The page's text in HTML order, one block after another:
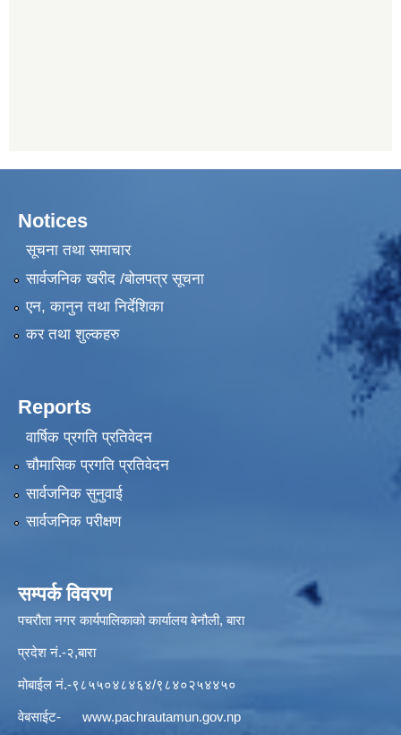
Notices
सूचना तथा समाचार
सार्वजनिक खरीद /बोलपत्र सूचना
एन, कानुन तथा निर्देशिका
कर तथा शुल्कहरु
Reports
वार्षिक प्रगति प्रतिवेदन
चौमासिक प्रगति प्रतिवेदन
सार्वजनिक सुनुवाई
सार्वजनिक परीक्षण
सम्पर्क विवरण
पचरौता नगर कार्यपालिकाको कार्यालय बेनौली, बारा
प्रदेश नं.-२,बारा
मोबाईल नं.-९८५५०४८४६४/९८४०२५४४५०
वेबसाईट- www.pachrautamun.gov.np